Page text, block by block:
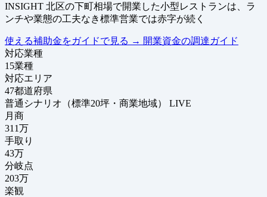
INSIGHT 北区の下町相場で開業した小型レストランは、ラ
ンチや業態の工夫なき標準営業では赤字が続く
使える補助金をガイドで見る → 開業資金の調達ガイド
対応業種
15業種
対応エリア
47都道府県
普通シナリオ（標準20坪・商業地域）
LIVE
月商
311万
手取り
43万
分岐点
203万
楽観